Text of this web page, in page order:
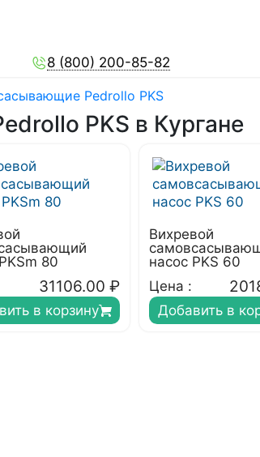
8 (800) 200-85-82
Pedrollo PKS
PKS в Кургане
80
31106.00 ₽
в корзину
Вихревой
насос PKS 60
Цена :
Добавить в